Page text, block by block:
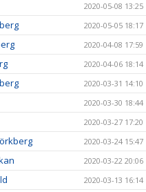
2020-05-08 13:25
2020-05-05 18:17
2020-04-08 17:59
2020-04-06 18:14
2020-03-31 14:10
2020-03-30 18:44
2020-03-27 17:20
2020-03-24 15:47
2020-03-22 20:06
2020-03-13 16:14